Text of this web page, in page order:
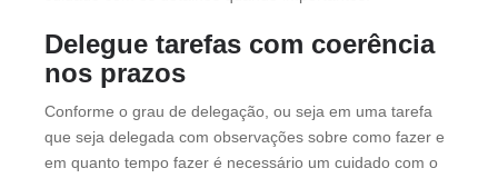
Delegue tarefas com coerência
nos prazos
Conforme o grau de delegação, ou seja em uma tarefa
que seja delegada com observações sobre como fazer e
em quanto tempo fazer é necessário um cuidado com o